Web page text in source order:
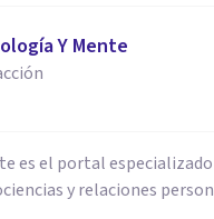
Y Mente
es el portal
y relaciones